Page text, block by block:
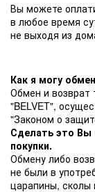
Вы можете
в любое время
не выходя из
Как я могу
Обмен и возврат
"BELVET",
"Законом о
Сделать это Вы
покупки.
Обмену либо
не были в
царапины, сколы